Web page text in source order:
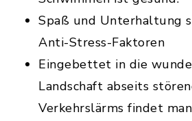
Spaß und Unterhaltung
Anti-Stress-Faktoren
Eingebettet in die
Landschaft abseits
Verkehrslärms findet